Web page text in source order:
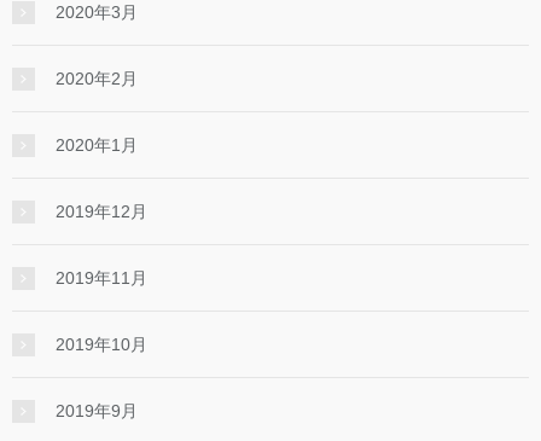
2020年3月
2020年2月
2020年1月
2019年12月
2019年11月
2019年10月
2019年9月